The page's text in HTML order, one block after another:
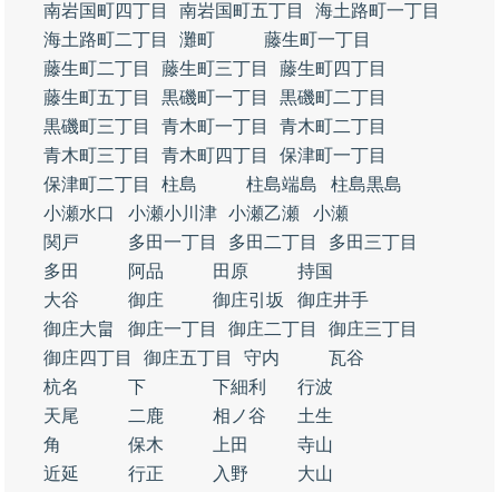
南岩国町四丁目
南岩国町五丁目
海土路町一丁目
海土路町二丁目
灘町
藤生町一丁目
藤生町二丁目
藤生町三丁目
藤生町四丁目
藤生町五丁目
黒磯町一丁目
黒磯町二丁目
黒磯町三丁目
青木町一丁目
青木町二丁目
青木町三丁目
青木町四丁目
保津町一丁目
保津町二丁目
柱島 柱島端島
柱島黒島
小瀬水口
小瀬小川津 小瀬乙瀬
小瀬
関戸
多田一丁目 多田二丁目
多田三丁目
多田
阿品 田原
持国
大谷
御庄 御庄引坂
御庄井手
御庄大畠
御庄一丁目 御庄二丁目
御庄三丁目
御庄四丁目
御庄五丁目 守内
瓦谷
杭名
下 下細利
行波
天尾
二鹿 相ノ谷
土生
角
保木 上田
寺山
近延
行正 入野
大山